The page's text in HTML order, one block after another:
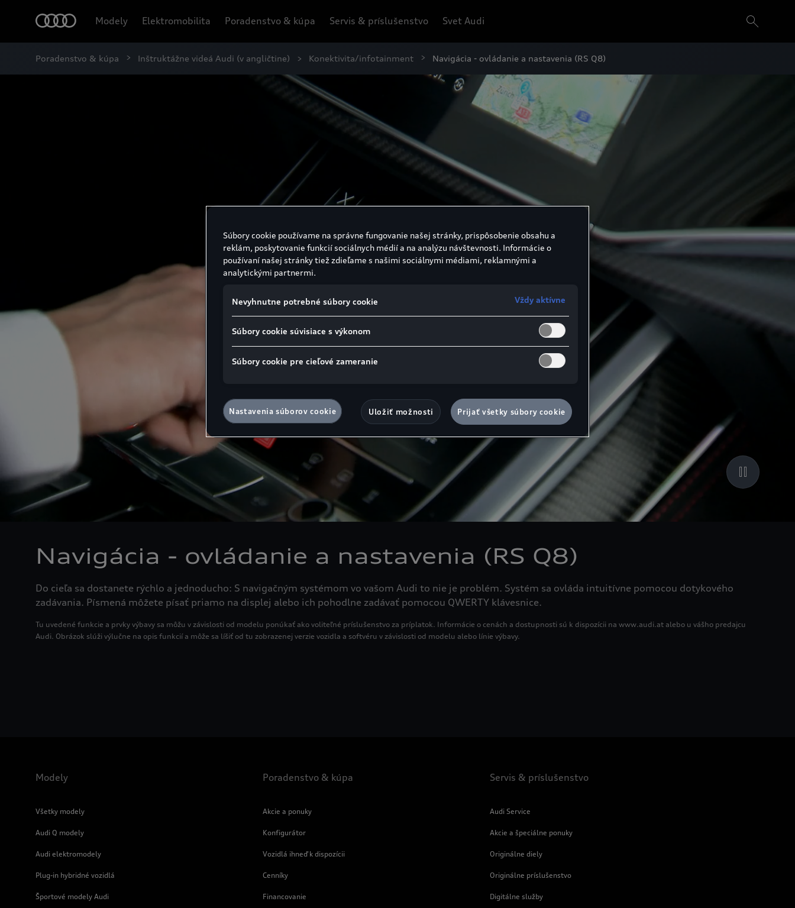
Modely Elektromobilita Poradenstvo & kúpa Servis & príslušenstvo Svet Audi
Poradenstvo & kúpa Inštruktážne videá Audi (v angličtine) Konektivita/infotainment Navigácia - ovládanie a nastavenia (RS Q8)
Navigácia - ovládanie a nastavenia (RS Q8)
Do cieľa sa dostanete rýchlo a jednoducho: S navigačným systémom vo vašom Audi to nie je problém. Systém sa ovláda intuitívne pomocou dotykového
zadávania. Písmená môžete písať priamo na displej alebo ich pohodlne zadávať pomocou QWERTY klávesnice.
Tu uvedené funkcie a prvky výbavy sa môžu v závislosti od modelu ponúkať ako voliteľné príslušenstvo za príplatok. Informácie o cenách a dostupnosti sú k dispozícii na www.audi.at alebo u vášho predajcu
Audi. Obrázok slúži výlučne na opis funkcií a môže sa líšiť od tu zobrazenej verzie vozidla a softvéru v závislosti od modelu alebo línie výbavy.
Modely
Všetky modely
Audi Q modely
Audi elektromodely
Plug-in hybridné vozidlá
Športové modely Audi
Poradenstvo & kúpa
Akcie a ponuky
Konfigurátor
Vozidlá ihneď k dispozícii
Cenníky
Financovanie
Servis & príslušenstvo
Audi Service
Akcie a špeciálne ponuky
Originálne diely
Originálne príslušenstvo
Digitálne služby
Súbory cookie používame na správne fungovanie našej stránky, prispôsobenie obsahu a
reklám, poskytovanie funkcií sociálnych médií a na analýzu návštevnosti. Informácie o
používaní našej stránky tiež zdieľame s našimi sociálnymi médiami, reklamnými a
analytickými partnermi.
Nevyhnutne potrebné súbory cookie Vždy aktívne
Súbory cookie súvisiace s výkonom
Súbory cookie pre cieľové zameranie
Nastavenia súborov cookie Uložiť možnosti Prijať všetky súbory cookie